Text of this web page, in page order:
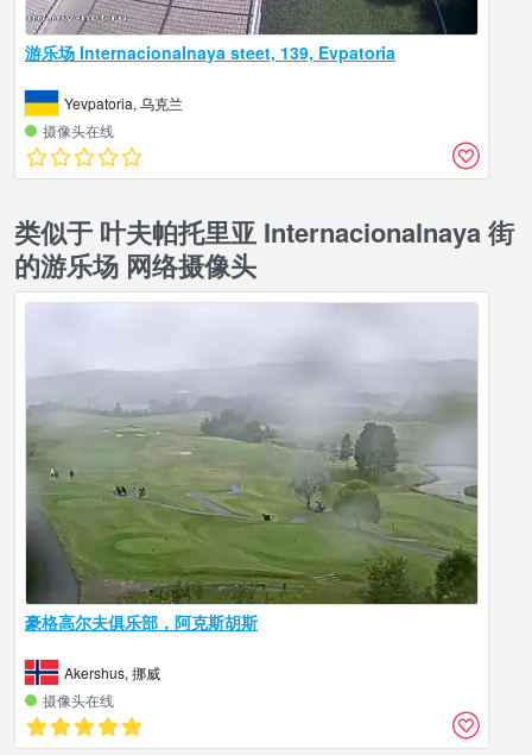
游乐场 Internacionalnaya steet, 139, Evpatoria
Yevpatoria, 乌克兰
摄像头在线
类似于 叶夫帕托里亚 Internacionalnaya 街
的游乐场 网络摄像头
豪格高尔夫俱乐部，阿克斯胡斯
Akershus, 挪威
摄像头在线